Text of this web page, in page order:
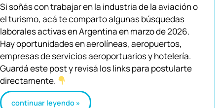
Si soñás con trabajar en la industria de la aviación o
el turismo, acá te comparto algunas búsquedas
laborales activas en Argentina en marzo de 2026.
Hay oportunidades en aerolíneas, aeropuertos,
empresas de servicios aeroportuarios y hotelería.
Guardá este post y revisá los links para postularte
directamente.
continuar leyendo »